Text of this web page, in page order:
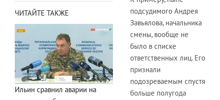
ЧИТАЙТЕ ТАКЖЕ
Ильин сравнил аварии на
подсудимого Андрея
Завьялова, начальника
смены, вообще не
было в списке
ответственных лиц. Его
признали
подозреваемым спустя
больше полугода